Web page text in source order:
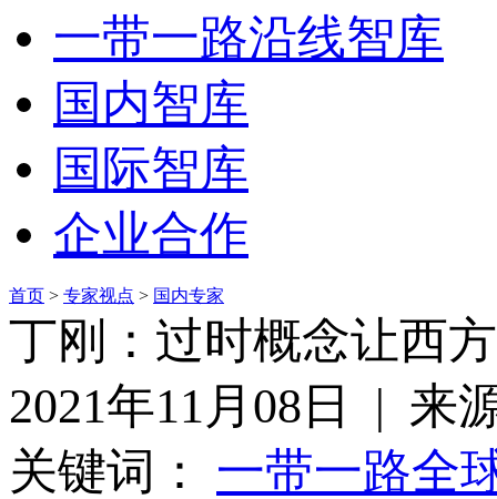
一带一路沿线智库
国内智库
国际智库
企业合作
首页 > 专家视点 > 国内专家
丁刚：过时概念让西
2021年11月08日 | 来
关键词： 一带一路全